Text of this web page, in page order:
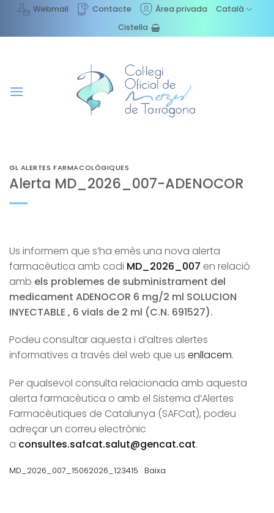
content
Webmail Contacte Àrea privada
Català
Cistella
GL ALERTES FARMACOLÒGIQUES
Alerta MD_2026_007-ADENOCOR
Us informem que s’ha emès una nova alerta
farmacèutica amb codi MD_2026_007 en relació
amb els problemes de subministrament del
medicament ADENOCOR 6 mg/2 ml SOLUCION
INYECTABLE , 6 vials de 2 ml (C.N. 691527).
Podeu consultar aquesta i d’altres alertes
informatives a través del web que us enllacem.
Per qualsevol consulta relacionada amb aquesta
alerta farmacèutica o amb el Sistema d’Alertes
Farmacèutiques de Catalunya (SAFCat), podeu
adreçar un correu electrònic
a consultes.safcat.salut@gencat.cat.
MD_2026_007_15062026_123415 Baixa